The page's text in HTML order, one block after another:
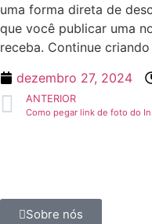
uma ⁣forma direta de
que você ⁣publicar uma
receba. Continue
dezembro 27, 2024
ANTERIOR
Como pegar link de foto do
Sobre nós